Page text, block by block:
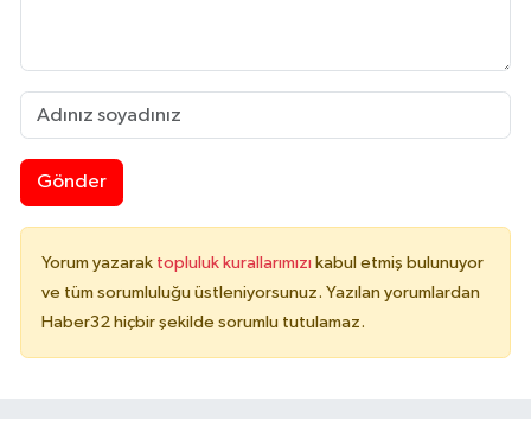
Gönder
Yorum yazarak topluluk kurallarımızı kabul etmiş bulunuyor
ve tüm sorumluluğu üstleniyorsunuz. Yazılan yorumlardan
Haber32 hiçbir şekilde sorumlu tutulamaz.